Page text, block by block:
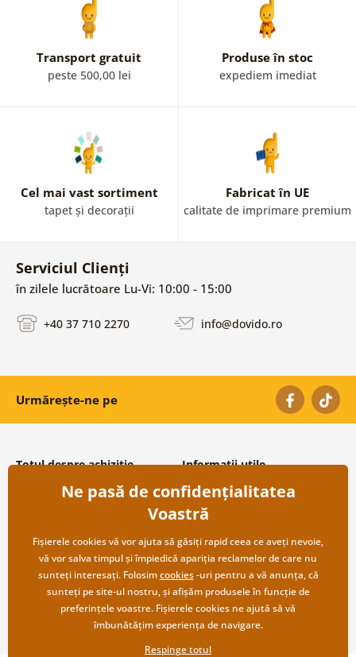
Transport gratuit
peste 500,00 lei
Produse în stoc
expediem imediat
Cel mai vast sortiment
tapet și decorații
Fabricat în UE
calitate de imprimare premium
Serviciul Clienți
în zilele lucrătoare Lu-Vi: 10:00 - 15:00
+40 37 710 2270 info@dovido.ro
Urmărește-ne pe
Totul despre achiziție
Condiții și termeni generali
Protecția datelor personale
Transport și modalități de plată
Returnare
Informații utile
Despre noi
Întrebări frecvente
Contacte
Cooperare angro
Ne pasă de confidențialitatea
Voastră
Fișierele cookies vă vor ajuta să găsiți rapid ceea ce aveți nevoie,
vă vor salva timpul și împiedică apariția reclamelor de care nu
sunteți interesați. Folosimcookies-uri pentru a vă anunța, că
sunteți pe site-ul nostru, și afișăm produsele în funcție de
preferințele voastre. Fișierele cookies ne ajută să vă
îmbunătățim experiența de navigare.
Respinge totul